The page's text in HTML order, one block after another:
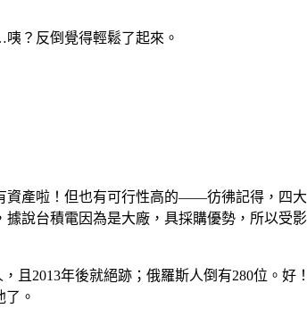
？反倒覺得輕鬆了起來。
產啦！但也有可行性高的——彷彿記得，四
說台積電因為是大廠，具採購優勢，所以受
且 2013年後就絕跡；俄羅斯人倒有280位。好
。